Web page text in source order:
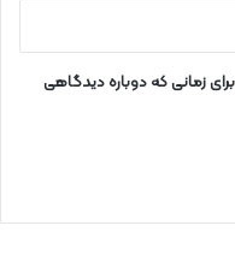
زمانی که دوباره دیدگاهی